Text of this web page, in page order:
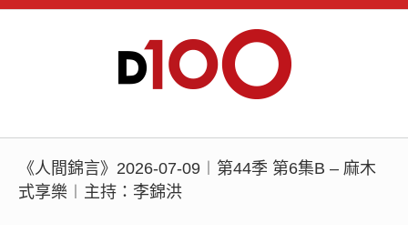
《人間錦言》2026-07-09︱第44季 第6集B – 麻木
式享樂︱主持：李錦洪